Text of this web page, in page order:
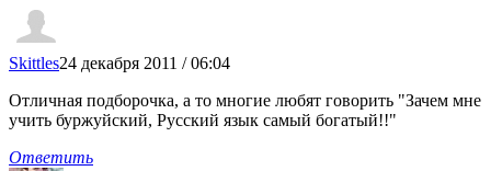
Skittles24 декабря 2011 / 06:04
Отличная подборочка, а то многие любят говорить "Зачем мне
учить буржуйский, Русский язык самый богатый!!"
Ответить